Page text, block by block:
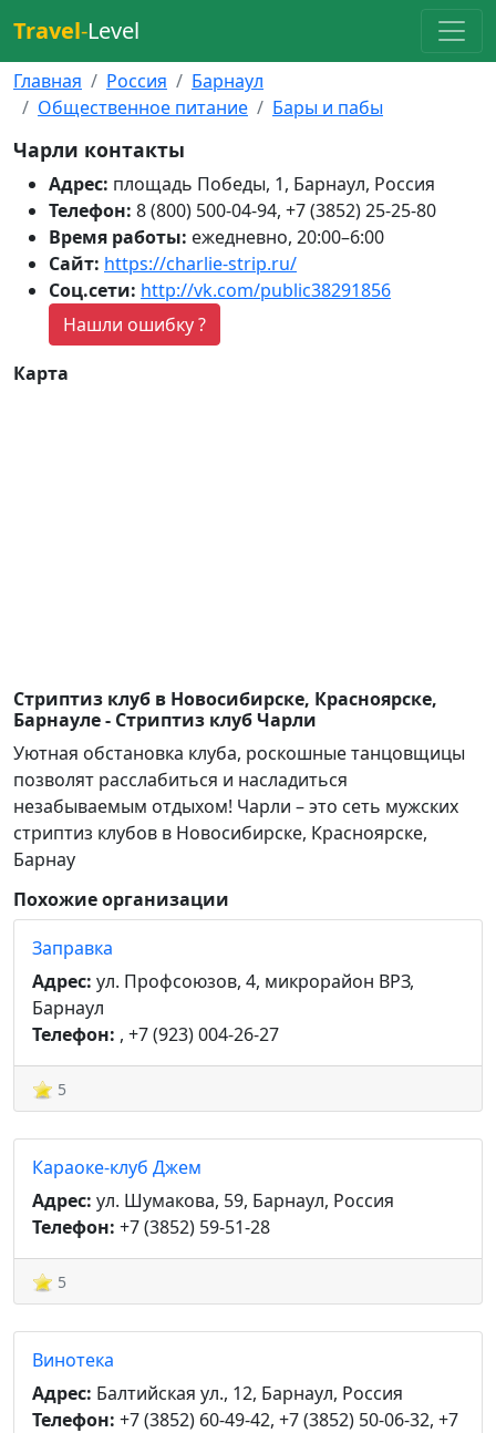
Travel-Level
Главная Россия
Барнаул
Общественное питание
Бары и пабы
Чарли контакты
Адрес: площадь Победы, 1, Барнаул, Россия
Телефон: 8 (800) 500-04-94, +7 (3852) 25-25-80
Время работы: ежедневно, 20:00–6:00
Сайт: https://charlie-strip.ru/
Соц.сети: http://vk.com/public38291856
Нашли ошибку ?
Карта
Стриптиз клуб в Новосибирске, Красноярске,
Барнауле - Стриптиз клуб Чарли
Уютная обстановка клуба, роскошные танцовщицы
позволят расслабиться и насладиться
незабываемым отдыхом! Чарли – это сеть мужских
стриптиз клубов в Новосибирске, Красноярске,
Барнау
Похожие организации
Заправка
Адрес: ул. Профсоюзов, 4, микрорайон ВРЗ,
Барнаул
Телефон: , +7 (923) 004-26-27
5
Караоке-клуб Джем
Адрес: ул. Шумакова, 59, Барнаул, Россия
Телефон: +7 (3852) 59-51-28
5
Винотека
Адрес: Балтийская ул., 12, Барнаул, Россия
Телефон: +7 (3852) 60-49-42, +7 (3852) 50-06-32, +7